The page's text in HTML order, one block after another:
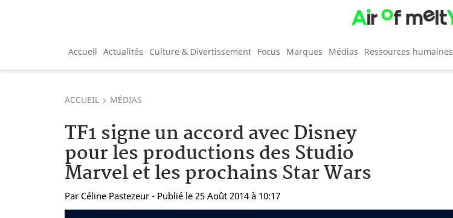
Accueil Actualités Culture & Divertissement Focus Marques Médias Ressources humaines
ACCUEIL MÉDIAS
TF1 signe un accord avec Disney
pour les productions des Studio
Marvel et les prochains Star Wars
Par Céline Pastezeur - Publié le 25 Août 2014 à 10:17